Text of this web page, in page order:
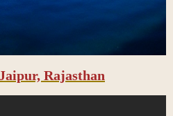
Rajasthan